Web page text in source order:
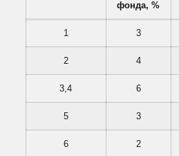
фонда, %
1 3
2 4
3,4 6
5 3
6 2